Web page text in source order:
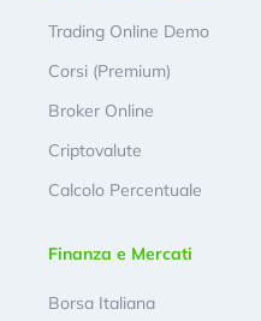
Trading Online Demo
Corsi (Premium)
Broker Online
Criptovalute
Calcolo Percentuale
Finanza e Mercati
Borsa Italiana